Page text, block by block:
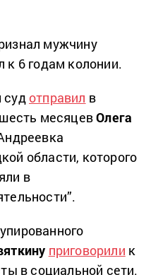
мужчину
к 6 годам колонии.
суд отправил в
месяцевОлега
области, которого
в
приговорили к
в социальной сети.